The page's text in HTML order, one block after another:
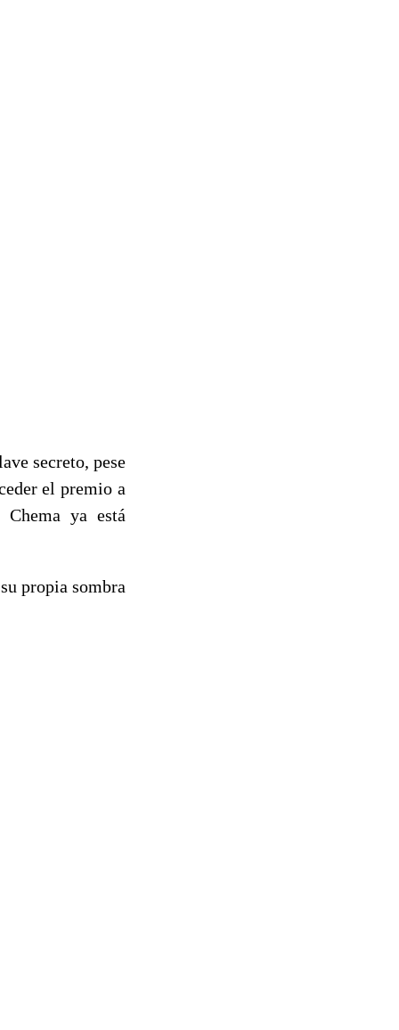
secreto, pese
el premio a
ya está
propia sombra